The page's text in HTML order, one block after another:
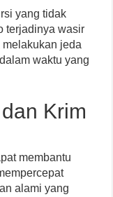
yang tidak
terjadinya wasir
jeda
waktu yang
Krim
membantu
alami yang